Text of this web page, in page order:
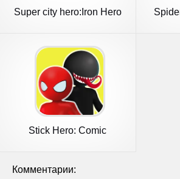
Super city hero:Iron Hero
Stick Hero: Comic
Комментарии: